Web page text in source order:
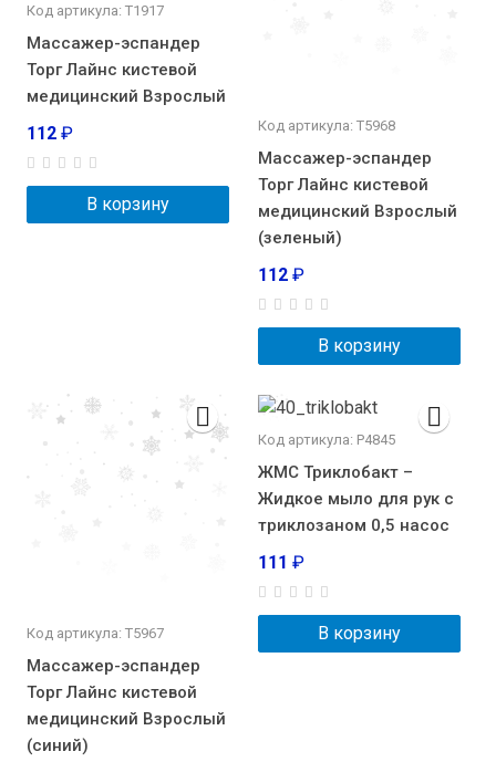
Код артикула: Т1917
Массажер-эспандер
Торг Лайнс кистевой
медицинский Взрослый
112 ₽
В корзину
Код артикула: Т5968
Массажер-эспандер
Торг Лайнс кистевой
медицинский Взрослый
(зеленый)
112 ₽
В корзину
Код артикула: Т5967
Массажер-эспандер
Торг Лайнс кистевой
медицинский Взрослый
(синий)
Код артикула: Р4845
ЖМС Триклобакт –
Жидкое мыло для рук с
триклозаном 0,5 насос
111 ₽
В корзину